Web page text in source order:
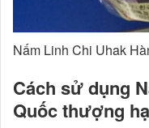
Nấm Linh Chi Uhak
Cách sử dụng
Quốc thượng